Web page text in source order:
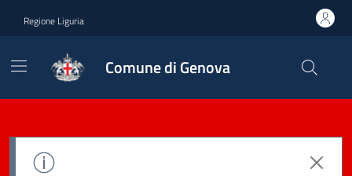
Regione Liguria
Comune di Genova